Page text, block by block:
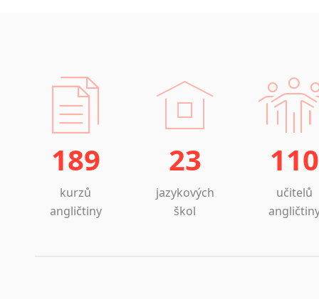
189
kurzů
angličtiny
23
jazykových
škol
110
učitelů